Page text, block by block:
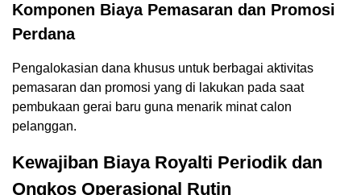
Komponen Biaya Pemasaran dan Promosi
Perdana
Pengalokasian dana khusus untuk berbagai aktivitas
pemasaran dan promosi yang di lakukan pada saat
pembukaan gerai baru guna menarik minat calon
pelanggan.
Kewajiban Biaya Royalti Periodik dan
Ongkos Operasional Rutin